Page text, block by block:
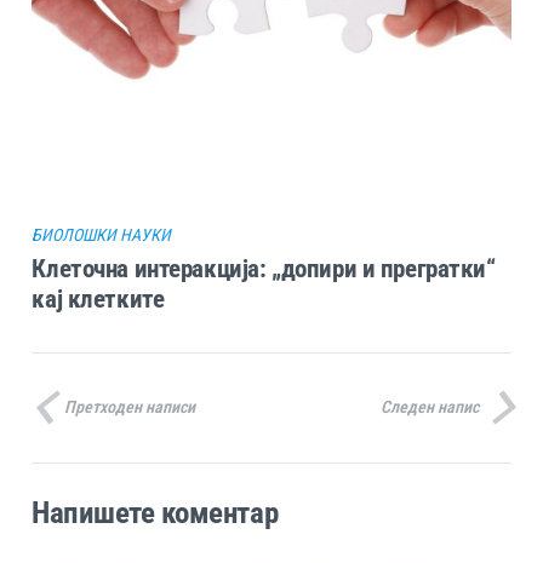
БИОЛОШКИ НАУКИ
Клеточна интеракција: „допири и прегратки“
кај клетките
Претходен написи Следен напис
Напишете коментар